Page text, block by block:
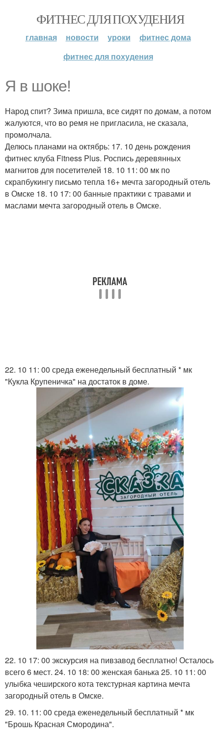
ФИТНЕС ДЛЯ ПОХУДЕНИЯ
главная новости уроки
фитнес дома
фитнес для похудения
Я в шоке!
Народ спит? Зима пришла, все сидят по домам, а потом
жалуются, что во ремя не пригласила, не сказала,
промолчала.
Делюсь планами на октябрь: 17. 10 день рождения
фитнес клуба Fitness Plus. Роспись деревянных
магнитов для посетителей 18. 10 11: 00 мк по
скрапбукингу письмо тепла 16+ мечта загородный отель
в Омске 18. 10 17: 00 банные практики с травами и
маслами мечта загородный отель в Омске.
22. 10 11: 00 среда еженедельный бесплатный * мк
"Кукла Крупеничка" на достаток в доме.
22. 10 17: 00 экскурсия на пивзавод бесплатно! Осталось
всего 6 мест. 24. 10 18: 00 женская банька 25. 10 11: 00
улыбка чеширского кота текстурная картина мечта
загородный отель в Омске.
29. 10. 11: 00 среда еженедельный бесплатный * мк
"Брошь Красная Смородина".